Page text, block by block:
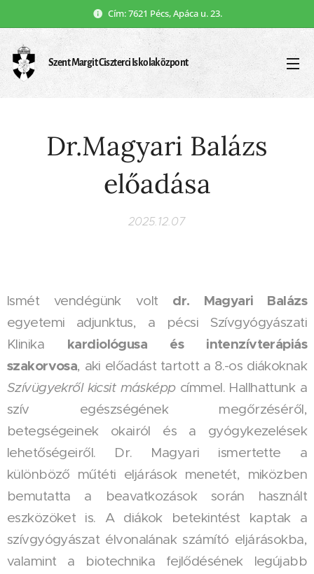
Cím: 7621 Pécs, Apáca u. 23.
Szent Margit Ciszterci Iskolaközpont
Dr.Magyari Balázs
előadása
2025.12.07
Ismét vendégünk volt dr. Magyari Balázs
egyetemi adjunktus, a pécsi Szívgyógyászati
Klinika kardiológusa és intenzívterápiás
szakorvosa, aki előadást tartott a 8.-os diákoknak
Szívügyekről kicsit másképpcímmel. Hallhattunk a
szív egészségének megőrzéséről,
betegségeinek okairól és a gyógykezelések
lehetőségeiről. Dr. Magyari ismertette a
különböző műtéti eljárások menetét, miközben
bemutatta a beavatkozások során használt
eszközöket is. A diákok betekintést kaptak a
szívgyógyászat élvonalának számító eljárásokba,
valamint a biotechnika fejlődésének legújabb